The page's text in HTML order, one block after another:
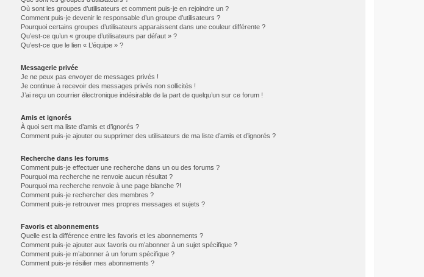
Où sont les groupes d’utilisateurs et comment puis-je en rejoindre un ?
Comment puis-je devenir le responsable d’un groupe d’utilisateurs ?
Pourquoi certains groupes d’utilisateurs apparaissent dans une couleur différente ?
Qu’est-ce qu’un « groupe d’utilisateurs par défaut » ?
Qu’est-ce que le lien « L’équipe » ?
Messagerie privée
Je ne peux pas envoyer de messages privés !
Je continue à recevoir des messages privés non sollicités !
J’ai reçu un courrier électronique indésirable de la part de quelqu’un sur ce forum !
Amis et ignorés
À quoi sert ma liste d’amis et d’ignorés ?
Comment puis-je ajouter ou supprimer des utilisateurs de ma liste d’amis et d’ignorés ?
Recherche dans les forums
Comment puis-je effectuer une recherche dans un ou des forums ?
Pourquoi ma recherche ne renvoie aucun résultat ?
Pourquoi ma recherche renvoie à une page blanche ?!
Comment puis-je rechercher des membres ?
Comment puis-je retrouver mes propres messages et sujets ?
Favoris et abonnements
Quelle est la différence entre les favoris et les abonnements ?
Comment puis-je ajouter aux favoris ou m’abonner à un sujet spécifique ?
Comment puis-je m’abonner à un forum spécifique ?
Comment puis-je résilier mes abonnements ?